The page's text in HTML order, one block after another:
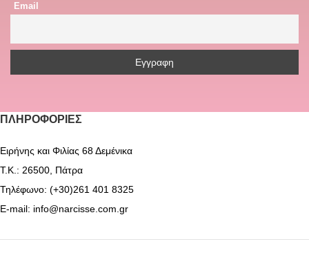
Email
ΠΛΗΡΟΦΟΡΊΕΣ
Ειρήνης και Φιλίας 68 Δεμένικα
Τ.Κ.: 26500, Πάτρα
Τηλέφωνο: (+30)261 401 8325
E-mail: info@narcisse.com.gr